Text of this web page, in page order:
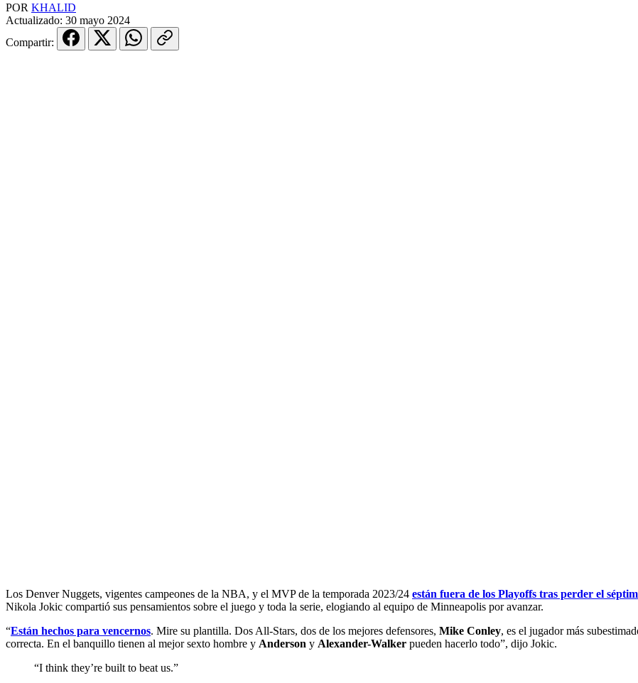
POR KHALID
Actualizado: 30 mayo 2024
Compartir:
Los Denver Nuggets, vigentes campeones de la NBA, y el MVP de la temporada 2023/24 están fuera de los Playoffs tras perder el
Nikola Jokic compartió sus pensamientos sobre el juego y toda la serie, elogiando al equipo de Minneapolis por avanzar.
“Están hechos para vencernos. Mire su plantilla. Dos All-Stars, dos de los mejores defensores, Mike Conley, es el jugador más
correcta. En el banquillo tienen al mejor sexto hombre y Anderson y Alexander-Walker pueden hacerlo todo”, dijo Jokic.
“I think they’re built to beat us.”